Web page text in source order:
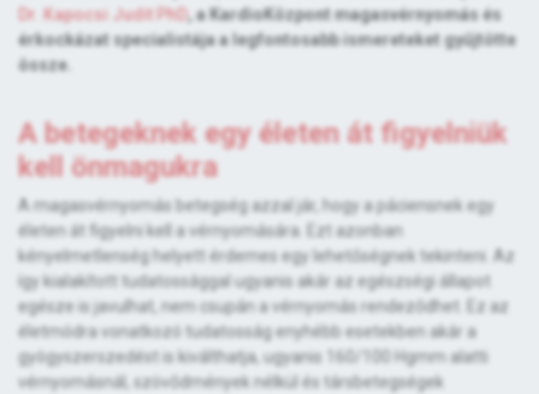
Dr. Kapocsi Judit PhD , a KardioKözpont magasvérnyomás és
érkockázat specialistája a legfontosabb ismereteket gyűjtötte
össze.
A betegeknek egy életen át figyelniük
kell önmagukra
A magasvérnyomás betegség azzal jár, hogy a páciensnek egy
életen át figyelni kell a vérnyomására. Ezt azonban
kényelmetlenség helyett érdemes egy lehetőségnek tekinteni. Az
így kialakított tudatossággal ugyanis akár az egészségi állapot
egésze is javulhat, nem csupán a vérnyomás rendeződhet. Ez az
életmódra vonatkozó tudatosság enyhébb esetekben akár a
gyógyszerszedést is kiválthatja, ugyanis 160/100 Hgmm alatti
vérnyomásnál, szövődmények nélkül és társbetegségek